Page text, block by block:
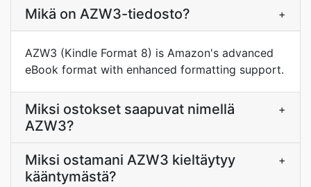
Mikä on AZW3-tiedosto? +
AZW3 (Kindle Format 8) is Amazon's advanced
eBook format with enhanced formatting support.
Miksi ostokset saapuvat nimellä
AZW3?
+
Miksi ostamani AZW3 kieltäytyy
kääntymästä?
+